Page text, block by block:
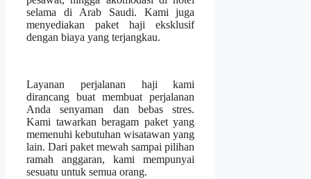
selama di Arab Saudi. Kami juga
menyediakan paket haji eksklusif
dengan biaya yang terjangkau.
Layanan perjalanan haji kami
dirancang buat membuat perjalanan
Anda senyaman dan bebas stres.
Kami tawarkan beragam paket yang
memenuhi kebutuhan wisatawan yang
lain. Dari paket mewah sampai pilihan
ramah anggaran, kami mempunyai
sesuatu untuk semua orang.